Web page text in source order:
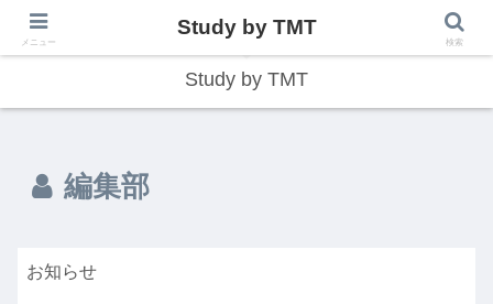
総合型学習サイト
Study by TMT
編集部
お知らせ
メニュー
Study by TMT
検索